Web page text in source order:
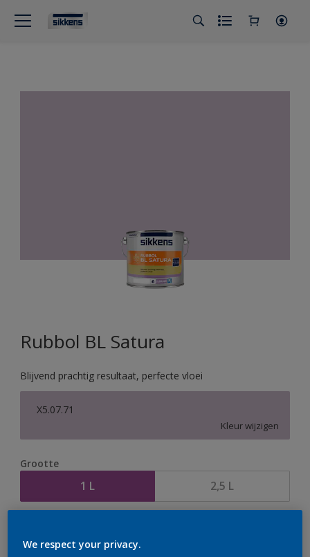
Rubbol BL Satura
Blijvend prachtig resultaat, perfecte vloei
X5.07.71
Kleur wijzigen
Grootte
1 L 2,5 L
We respect your privacy.